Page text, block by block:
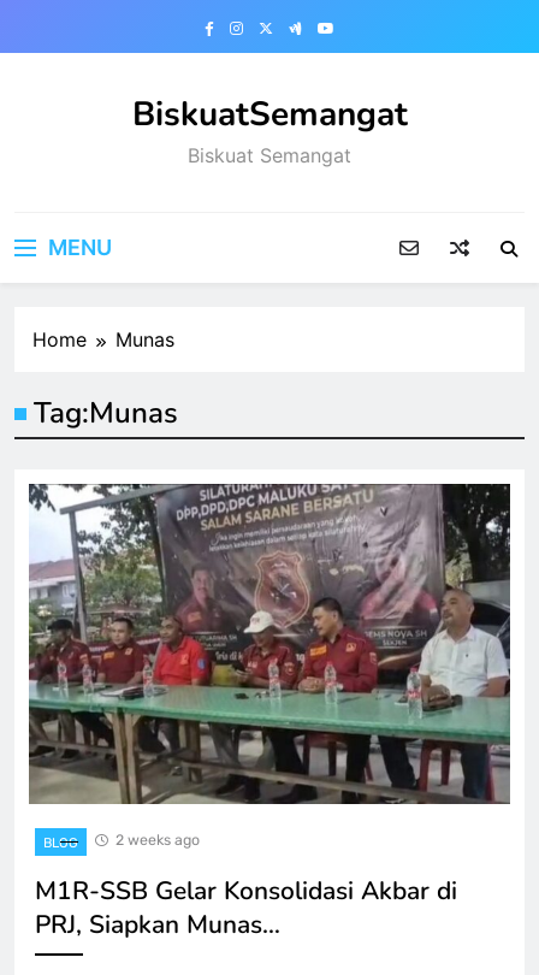
BiskuatSemangat
Biskuat Semangat
MENU
Home Munas
Tag:Munas
BLOG 2 weeks ago
M1R-SSB Gelar Konsolidasi Akbar di
PRJ, Siapkan Munas…